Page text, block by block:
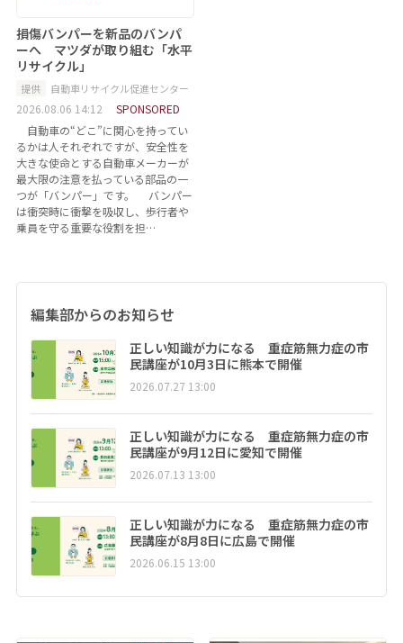
損傷バンパーを新品のバンパ
ーへ マツダが取り組む「水平
リサイクル」
提供 自動車リサイクル促進センター
2026.08.06 14:12
SPONSORED
自動車の“どこ”に関心を持ってい
るかは人それぞれですが、安全性を
大きな使命とする自動車メーカーが
最大限の注意を払っている部品の一
つが「バンパー」です。 バンパー
は衝突時に衝撃を吸収し、歩行者や
乗員を守る重要な役割を担…
編集部からのお知らせ
正しい知識が力になる 重症筋無力症の市
民講座が10月3日に熊本で開催
2026.07.27 13:00
正しい知識が力になる 重症筋無力症の市
民講座が9月12日に愛知で開催
2026.07.13 13:00
正しい知識が力になる 重症筋無力症の市
民講座が8月8日に広島で開催
2026.06.15 13:00